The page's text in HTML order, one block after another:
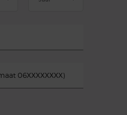
06XXXXXXXX)